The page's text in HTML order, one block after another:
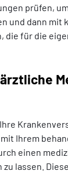
prüfen,
und dann mit
die für die
Ihrem
einen
zu lassen.